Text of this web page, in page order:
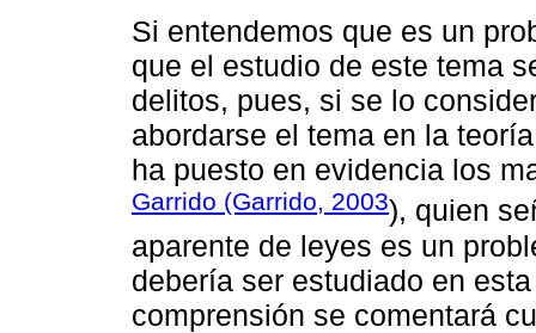
Si entendemos que es un
que el estudio de este tema
delitos, pues, si se lo
abordarse el tema en la
ha puesto en evidencia los
Garrido (Garrido, 2003), quien
aparente de leyes es un
debería ser estudiado en
comprensión se comentará